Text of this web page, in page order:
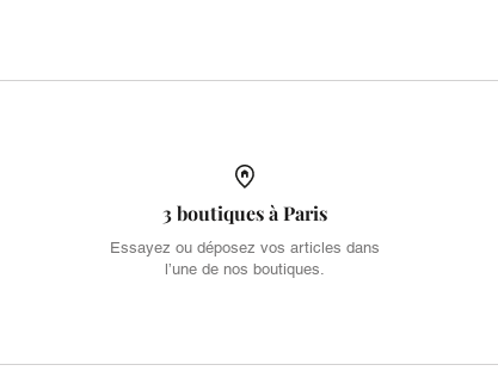
3 boutiques à Paris
Essayez ou déposez vos articles dans
l’une de nos boutiques.